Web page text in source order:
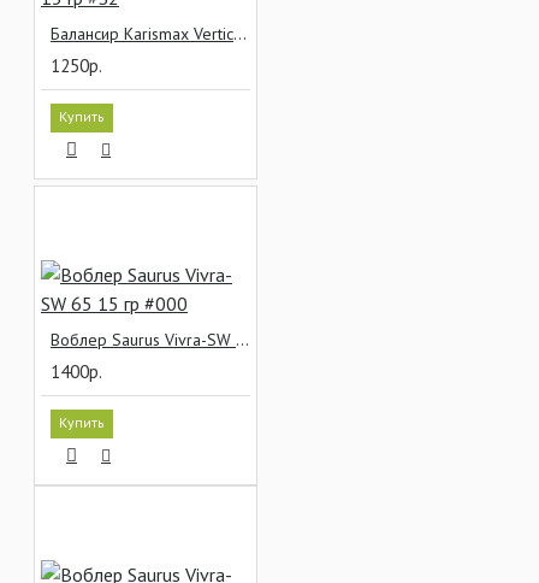
Балансир Karismax Vertical Jigger № 3 60 мм 13 гр #S2
1250р.
Купить
Воблер Saurus Vivra-SW 65 15 гр #000
1400р.
Купить